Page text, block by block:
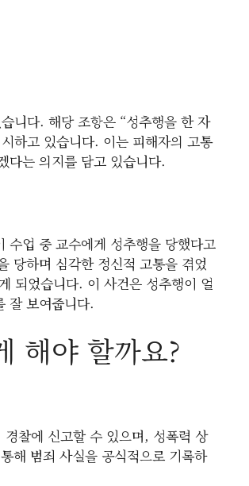
니다. 해당 조항은 “성추행을 한 자
하고 있습니다. 이는 피해자의 고통
다는 의지를 담고 있습니다.
업 중 교수에게 성추행을 당했다고
당하며 심각한 정신적 고통을 겪었
되었습니다. 이 사건은 성추행이 얼
잘 보여줍니다.
해야 할까요?
찰에 신고할 수 있으며, 성폭력 상
해 범죄 사실을 공식적으로 기록하